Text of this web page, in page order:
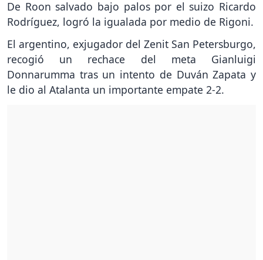
De Roon salvado bajo palos por el suizo Ricardo
Rodríguez, logró la igualada por medio de Rigoni.
El argentino, exjugador del Zenit San Petersburgo,
recogió un rechace del meta Gianluigi
Donnarumma tras un intento de Duván Zapata y
le dio al Atalanta un importante empate 2-2.